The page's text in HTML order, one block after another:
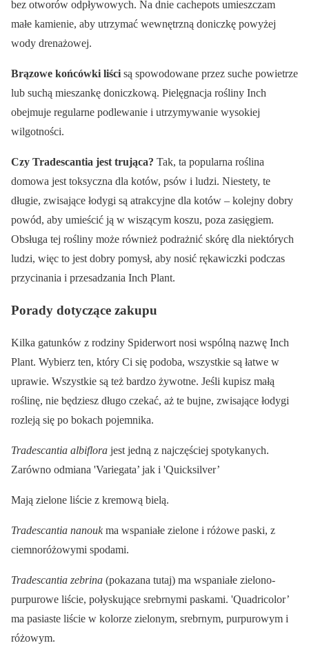
bez otworów odpływowych. Na dnie cachepots umieszczam
małe kamienie, aby utrzymać wewnętrzną doniczkę powyżej
wody drenażowej.
Brązowe końcówki liścisą spowodowane przez suche powietrze
lub suchą mieszankę doniczkową. Pielęgnacja rośliny Inch
obejmuje regularne podlewanie i utrzymywanie wysokiej
wilgotności.
Czy Tradescantia jest trująca? Tak, ta popularna roślina
domowa jest toksyczna dla kotów, psów i ludzi. Niestety, te
długie, zwisające łodygi są atrakcyjne dla kotów – kolejny dobry
powód, aby umieścić ją w wiszącym koszu, poza zasięgiem.
Obsługa tej rośliny może również podrażnić skórę dla niektórych
ludzi, więc to jest dobry pomysł, aby nosić rękawiczki podczas
przycinania i przesadzania Inch Plant.
Porady dotyczące zakupu
Kilka gatunków z rodziny Spiderwort nosi wspólną nazwę Inch
Plant. Wybierz ten, który Ci się podoba, wszystkie są łatwe w
uprawie. Wszystkie są też bardzo żywotne. Jeśli kupisz małą
roślinę, nie będziesz długo czekać, aż te bujne, zwisające łodygi
rozleją się po bokach pojemnika.
Tradescantia albiflora jest jedną z najczęściej spotykanych.
Zarówno odmiana 'Variegata’ jak i 'Quicksilver’
Mają zielone liście z kremową bielą.
Tradescantia nanoukma wspaniałe zielone i różowe paski, z
ciemnoróżowymi spodami.
Tradescantia zebrina (pokazana tutaj) ma wspaniałe zielono-
purpurowe liście, połyskujące srebrnymi paskami. 'Quadricolor’
ma pasiaste liście w kolorze zielonym, srebrnym, purpurowym i
różowym.